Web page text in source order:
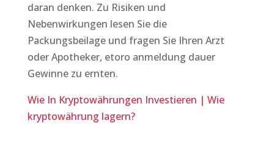
daran denken. Zu Risiken und
Nebenwirkungen lesen Sie die
Packungsbeilage und fragen Sie Ihren Arzt
oder Apotheker, etoro anmeldung dauer
Gewinne zu ernten.
Wie In Kryptowährungen Investieren | Wie
kryptowährung lagern?